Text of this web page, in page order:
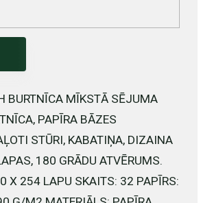
BURTNĪCA MĪKSTĀ SĒJUMA
PAPĪRA BĀZES
STŪRI, KABATIŅA, DIZAINA
180 GRĀDU ATVĒRUMS.
X 254 LAPU SKAITS: 32 PAPĪRS: